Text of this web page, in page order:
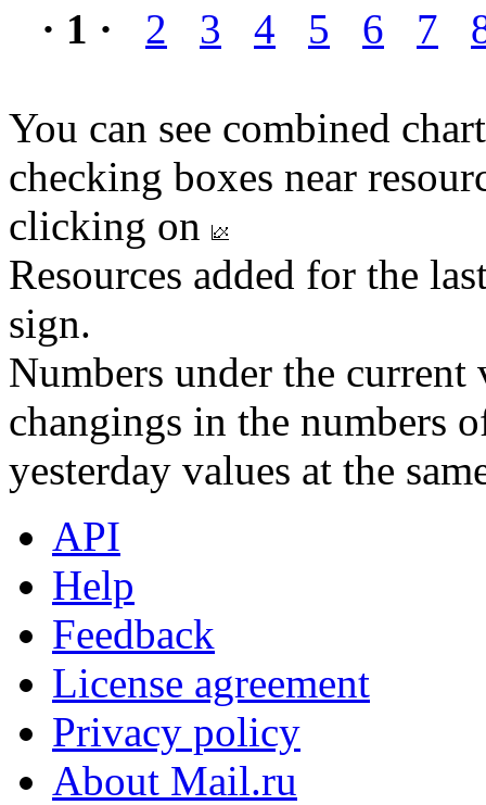
· 1 · 2 3 4 5 6 7
You can see combined
checking boxes near
clicking on
Resources added for the
sign.
Numbers under the
changings in the numbers
yesterday values at the
API
Help
Feedback
License agreement
Privacy policy
About Mail.ru